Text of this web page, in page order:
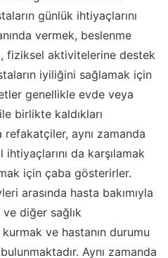
günlük ihtiyaçlarını
vermek, beslenme
fiziksel aktivitelerine destek
iyiliğini sağlamak için
genellikle evde veya
birlikte kaldıkları
aynı zamanda
da karşılamak
için çaba gösterirler.
arasında hasta bakımıyla
diğer sağlık
ve hastanın durumu
Aynı zamanda